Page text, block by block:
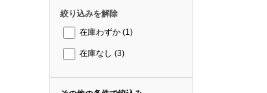
絞り込みを解除
在庫わずか (1)
在庫なし (3)